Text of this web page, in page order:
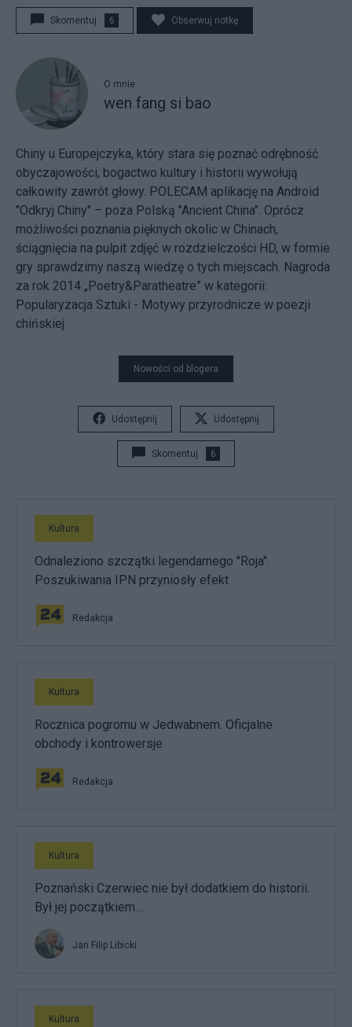
Skomentuj 6 Obserwuj notkę
O mnie
wen fang si bao
Chiny u Europejczyka, który stara się poznać odrębność
obyczajowości, bogactwo kultury i historii wywołują
całkowity zawrót głowy. POLECAM aplikację na Android
"Odkryj Chiny" – poza Polską "Ancient China". Oprócz
możliwości poznania pięknych okolic w Chinach,
ściągnięcia na pulpit zdjęć w rozdzielczości HD, w formie
gry sprawdzimy naszą wiedzę o tych miejscach. Nagroda
za rok 2014 „Poetry&Paratheatre” w kategorii:
Popularyzacja Sztuki - Motywy przyrodnicze w poezji
chińskiej
Nowości od blogera
Udostępnij Udostępnij
Skomentuj 6
Kultura
Odnaleziono szczątki legendarnego "Roja".
Poszukiwania IPN przyniosły efekt
Redakcja
Kultura
Rocznica pogromu w Jedwabnem. Oficjalne
obchody i kontrowersje
Redakcja
Kultura
Poznański Czerwiec nie był dodatkiem do historii.
Był jej początkiem…
Jan Filip Libicki
Kultura